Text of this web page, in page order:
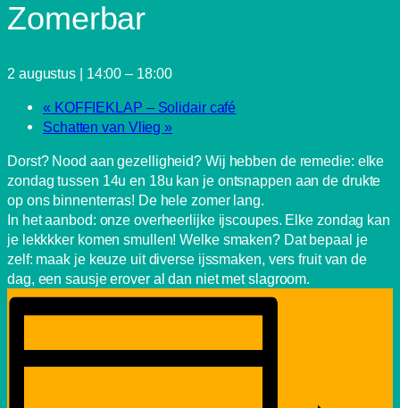
Zomerbar
2 augustus | 14:00 – 18:00
« KOFFIEKLAP – Solidair café
Schatten van Vlieg»
Dorst? Nood aan gezelligheid? Wij hebben de remedie: elke
zondag tussen 14u en 18u kan je ontsnappen aan de drukte
op ons binnenterras! De hele zomer lang.
In het aanbod: onze overheerlijke ijscoupes. Elke zondag kan
je lekkkker komen smullen! Welke smaken? Dat bepaal je
zelf: maak je keuze uit diverse ijssmaken, vers fruit van de
dag, een sausje erover al dan niet met slagroom.